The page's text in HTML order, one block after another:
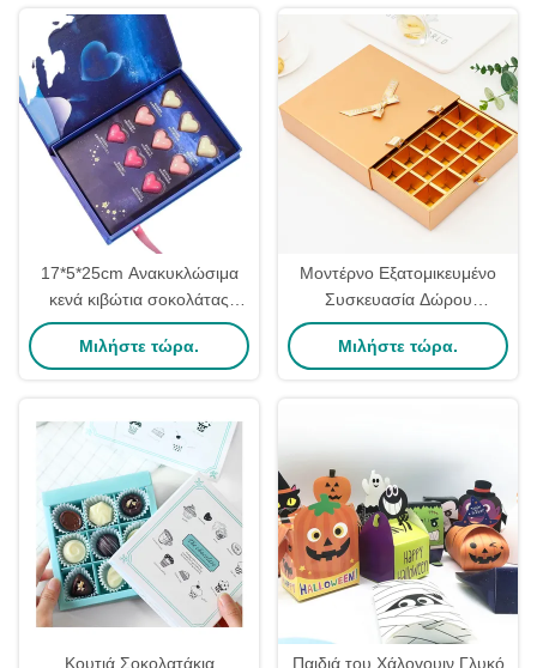
17*5*25cm Ανακυκλώσιμα
κενά κιβώτια σοκολάτας
Τυποποιημένο διαχωριστικό
χαρτονιού τύπου συρτάρι
Μιλήστε τώρα.
Μοντέρνο Εξατομικευμένο
Συσκευασία Δώρου
Σοκολατάκια Τρούφας από
Χαρτόνι με Συρταρωτό
Μιλήστε τώρα.
Κουτιά Σοκολατάκια Παιδιά του Χάλογουιν Γλυκό